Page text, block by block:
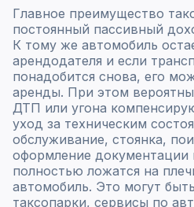
Главное преимущество
постоянный пассивный
К тому же автомобиль
арендодателя и если
понадобится снова, его
аренды. При этом
ДТП или угона
уход за техническим
обслуживание, стоянка,
оформление документации
полностью ложатся на
автомобиль. Это могут
таксопарки, сервисы по